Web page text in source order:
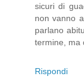
sicuri di
non vanno
parlano
termine, ma
Rispondi